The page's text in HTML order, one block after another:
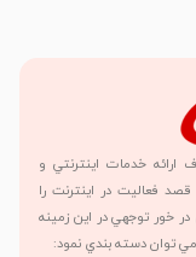
را در اوايل سال 1380 و با هدف ارائه خدمات اينترنتي و
قصد فعاليت در اينترنت را
در خور توجهي در اين زمينه
توان دسته بندي نمود: